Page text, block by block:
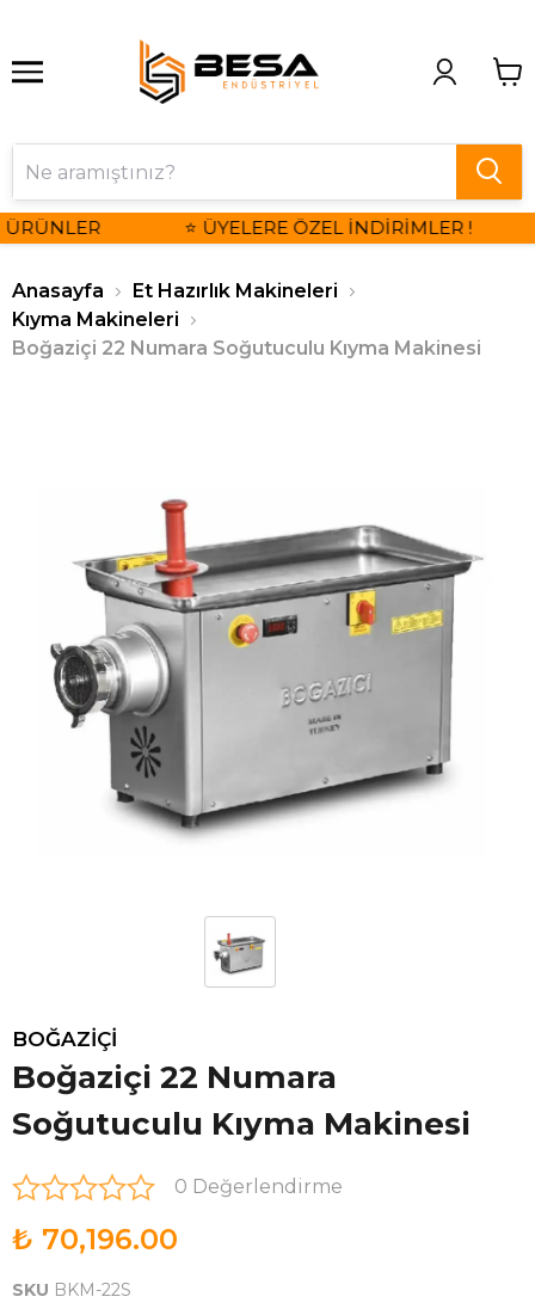
⭐ ÜYELERE ÖZEL İNDİRİMLER !
Anasayfa
Et Hazırlık Makineleri
Kıyma Makineleri
Boğaziçi 22 Numara Soğutuculu Kıyma Makinesi
BOĞAZİÇİ
Boğaziçi 22 Numara
Soğutuculu Kıyma Makinesi
0 Değerlendirme
₺ 70,196.00
SKU BKM-22S